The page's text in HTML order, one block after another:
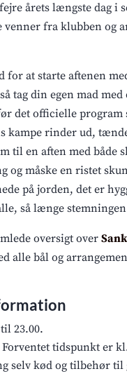
årets længste dag i
venner fra klubben og
for at starte aftenen
tag din egen mad med
det officielle program
kampe rinder ud,
til en aften med både
og måske en ristet
på jorden, det er
så længe
oversigt over
alle bål og
23.00.
tidspunkt er
selv kød og tilbehør